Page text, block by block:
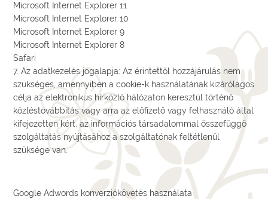
Microsoft Internet Explorer 11
Microsoft Internet Explorer 10
Microsoft Internet Explorer 9
Microsoft Internet Explorer 8
Safari
7. Az adatkezelés jogalapja: Az érintettől hozzájárulás nem
szükséges, amennyiben a cookie-k használatának kizárólagos
célja az elektronikus hírközlő hálózaton keresztül történő
közléstovábbítás vagy arra az előfizető vagy felhasználó által
kifejezetten kért, az információs társadalommal összefüggő
szolgáltatás nyújtásához a szolgáltatónak feltétlenül
szüksége van.
Google Adwords konverziókövetés használata